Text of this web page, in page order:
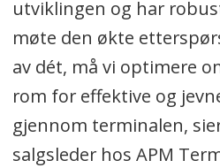
utviklingen og har
møte den økte
av dét, må vi optimere
rom for effektive og
gjennom terminalen,
salgsleder hos APM